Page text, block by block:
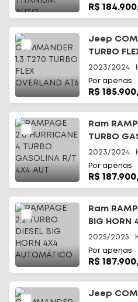
R$
Jeep
TURBO
2023/2024
Por apenas
R$
Ram
TURBO
2023/2024
Por apenas
R$
Ram
BIG HORN
2025/2025
Por apenas
R$
Jeep